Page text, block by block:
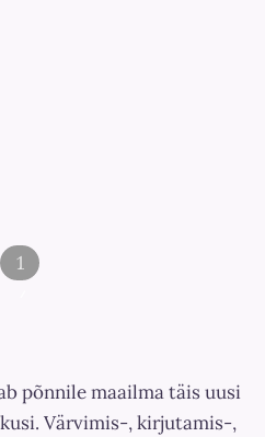
1
põnnile maailma täis uusi
Värvimis-, kirjutamis-,